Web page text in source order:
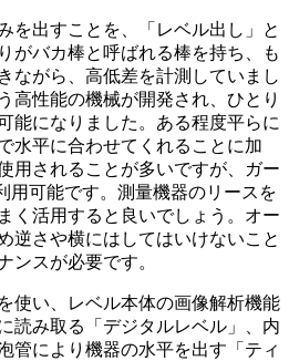
を出すことを、「レベル出し」と
がバカ棒と呼ばれる棒を持ち、も
ながら、高低差を計測していまし
高性能の機械が開発され、ひとり
能になりました。ある程度平らに
水平に合わせてくれることに加
用されることが多いですが、ガー
用可能です。測量機器のリースを
く活用すると良いでしょう。オー
逆さや横にはしてはいけないこと
ンスが必要です。
使い、レベル本体の画像解析機能
読み取る「デジタルレベル」、内
管により機器の水平を出す「ティ